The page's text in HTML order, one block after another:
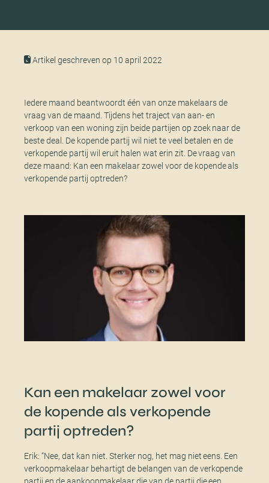
Artikel geschreven op 10 april 2022
Iedere maand beantwoordt één van onze makelaars de
vraag van de maand. Tijdens het traject van aan- en
verkoop van een woning zijn beide partijen op zoek naar de
beste deal. De kopende partij wil niet te veel betalen en de
verkopende partij wil eruit halen wat erin zit. De vraag van
deze maand: Kan een makelaar zowel voor de kopende als
verkopende partij optreden?
Kan een makelaar zowel voor
de kopende als verkopende
partij optreden?
Erik: “Nee, dat kan niet. Sterker nog, het mag niet eens. Een
verkoopmakelaar behartigt de belangen van de verkopende
partij en de aankoopmakelaar die van de partij die een